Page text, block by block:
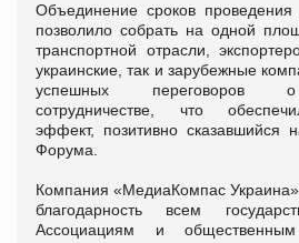
Объединение сроков
позволило собрать на одной
транспортной отрасли,
украинские, так и зарубежные
успешных переговоров о
сотрудничестве, что
эффект, позитивно сказавшийся
Форума.
Компания «МедиаКомпас
благодарность всем
Ассоциациям и